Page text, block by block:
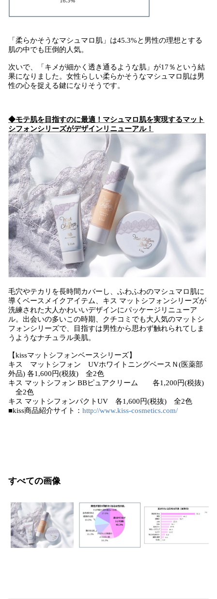
「柔らかそうなマシュマロ肌」は45.3%と男性の理想とする
肌の中でも圧倒的人気。
次いで、「キメが細かく透き通るような肌」が17％という結
果になりました。女性らしい柔らかそうなマシュマロ肌は男
性の心を捉える鍵になりそうです。
◆モテ肌を目指すのに最適！マシュマロ肌を実現するマット
シフォンシリーズがデザインリニューアル！
毛穴やテカリを長時間カバーし、ふわふわのマシュマロ肌に
導くベースメイクアイテム、キス マットシフォンシリーズが
洗練された大人かわいいデザインにパッケージリニューア
ル。出会いの多いこの時期、クチコミでも大人気のマットシ
フォンシリーズで、目指すは男性から思わず触れられてしま
うようなナチュラル美肌。
【kissマットシフォンベースシリーズ】
キス マットシフォン UVホワイトニングベースＮ(医薬部
外品) 各1,600円(税抜) 全2色
キス マットシフォン BBピュアクリーム 各1,200円(税抜)
全2色
キス マットシフォンパクトUV 各1,600円(税抜) 全2色
■kiss商品紹介サイト： http://www.kiss-cosmetics.com/
すべての画像